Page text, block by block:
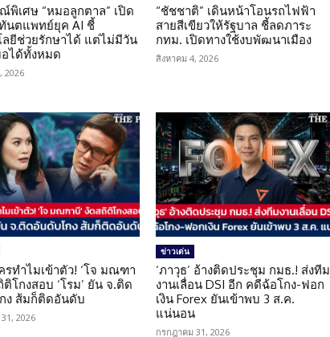
พิเศษ “หมอลูกตาล” เปิด
นตแพทย์ยุค AI ชี้
ลยีช่วยรักษาได้ แต่ไม่มีวัน
ได้ทั้งหมด
2026
“ชัชชาติ” เดินหน้าโอนรถไฟฟ้า
สายสีเขียวให้รัฐบาล ชี้ลดภาระ
กทม. เปิดทางใช้งบพัฒนาเมือง
สิงหาคม 4, 2026
รทำไมเข้าตัว! ‘โจ มณฑา
ติโกงสอบ ‘โรม’ ยัน จ.ติด
ง ส้มก็ติดอันดับ
2026
ข่าวเด่น
‘ภาวุธ’ อ้างติดประชุม กมธ.! ส่งทีม
งานเลื่อน DSI อีก คดีฉ้อโกง-ฟอก
เงิน Forex ยันเข้าพบ 3 ส.ค.
แน่นอน
กรกฎาคม 31, 2026